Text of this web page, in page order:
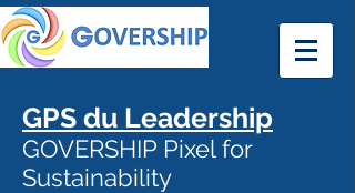
GPS du Leadership
GOVERSHIP Pixel for
Sustainability